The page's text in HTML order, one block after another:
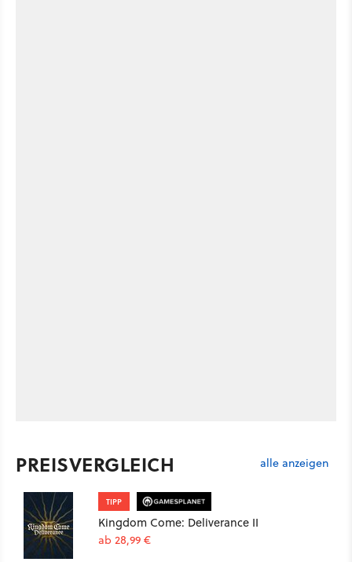
PREISVERGLEICH alle anzeigen
TIPP
Kingdom Come: Deliverance II
ab 28,99 €